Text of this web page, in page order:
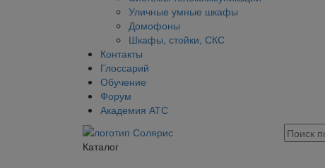
Уличные умные шкафы
Домофоны
Шкафы, стойки, СКС
Контакты
Глоссарий
Обучение
Форум
Академия АТС
Каталог